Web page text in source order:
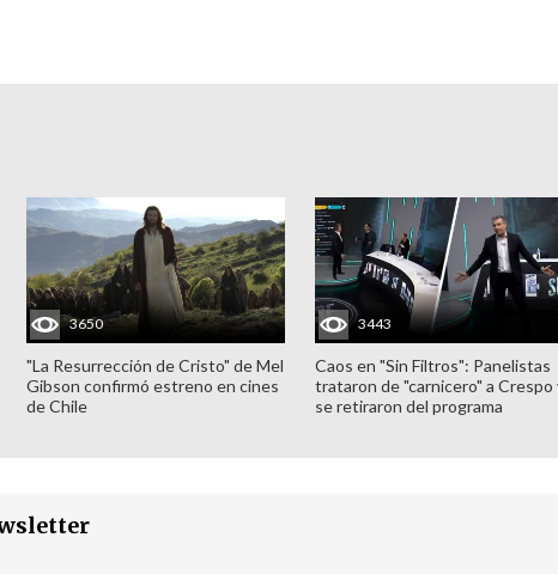
3650
"La Resurrección de Cristo" de Mel
Gibson confirmó estreno en cines
de Chile
3443
Caos en "Sin Filtros": Panelistas
trataron de "carnicero" a Crespo
se retiraron del programa